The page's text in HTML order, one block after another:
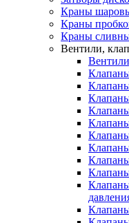
Краны
Краны
Краны
Вентили,